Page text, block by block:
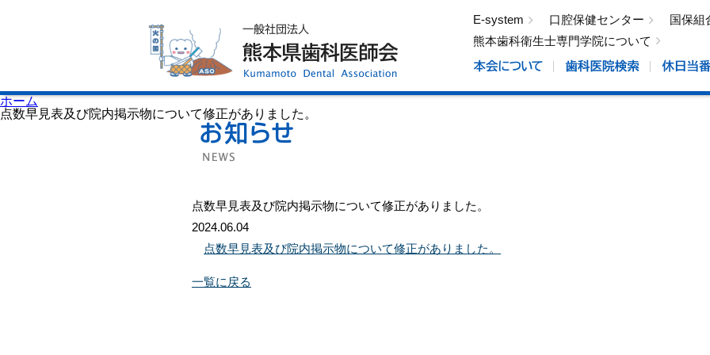
E-system 口腔保健センター
国保組
熊本歯科衛生士専門学院について
ホーム
点数早見表及び院内掲示物について修正がありました。
点数早見表及び院内掲示物について修正がありました。
2024.06.04
点数早見表及び院内掲示物について修正がありました。
一覧に戻る
歯科医院検索
休日当番医
イベント案内
歯の豆知識
口腔保健センター
国保組合からのお知らせ
熊本歯科衛生士専門学院
会員専用ページ
プライバシーポリシー
サイトマップ